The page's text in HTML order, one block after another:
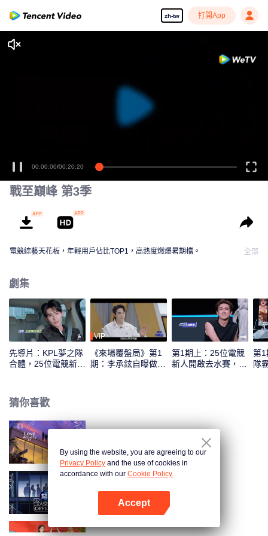
zh-tw 打開App
享受流暢高清劇集
00:00:00/00:20:20
戰至巔峰 第3季
電競綜藝天花板，年輕用戶佔比TOP1，高熱度燃爆暑期檔。 全部
劇集
先導片：KPL夢之隊
合體，25位電競新人
VIP
《來場覆盤局》第1
期：李承鉉自曝做
第1期上：25位電競
新人開啟去水賽，誰
第1
隊
猜你喜歡
令人心動的offer 第6季
By using the website, you are agreeing to our
Privacy Policy and the use of cookies in
accordance with our Cookie Policy.
Accept